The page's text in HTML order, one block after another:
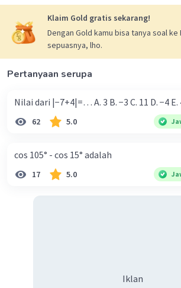
Klaim Gold gratis sekarang!
Dengan Gold kamu bisa tanya soal ke
sepuasnya, lho.
Pertanyaan serupa
Nilai dari |−7+4|=… A. 3 B. −3 C. 11 D. −4
62 5.0
cos 105° - cos 15° adalah
17 5.0
Iklan